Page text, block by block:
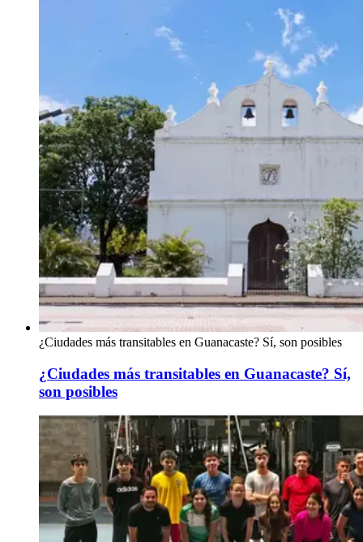
¿Ciudades más transitables en Guanacaste? Sí, son posibles
¿Ciudades más transitables en Guanacaste? Sí,
son posibles